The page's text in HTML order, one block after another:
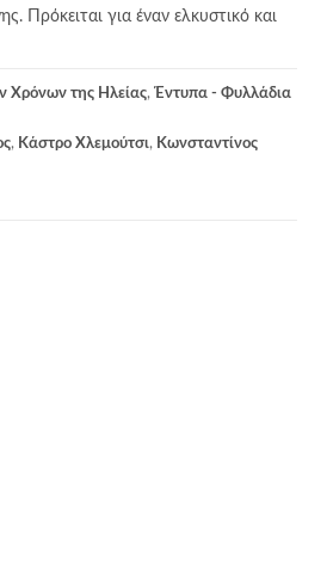
Πρόκειται για έναν ελκυστικό και
Χρόνων της Ηλείας, Έντυπα - Φυλλάδια
, Κάστρο Χλεμούτσι, Κωνσταντίνος